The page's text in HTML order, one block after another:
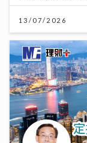
13/07/2026